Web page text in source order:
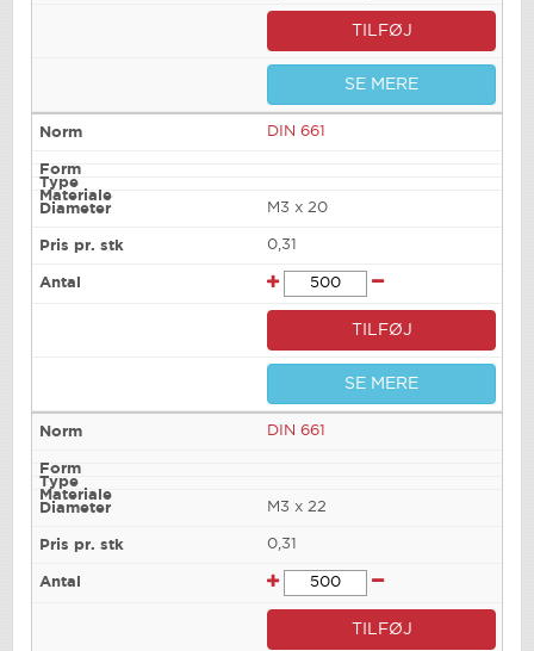
TILFØJ
SE MERE
DIN 661
M3 x 20
0,31
TILFØJ
SE MERE
DIN 661
M3 x 22
0,31
TILFØJ